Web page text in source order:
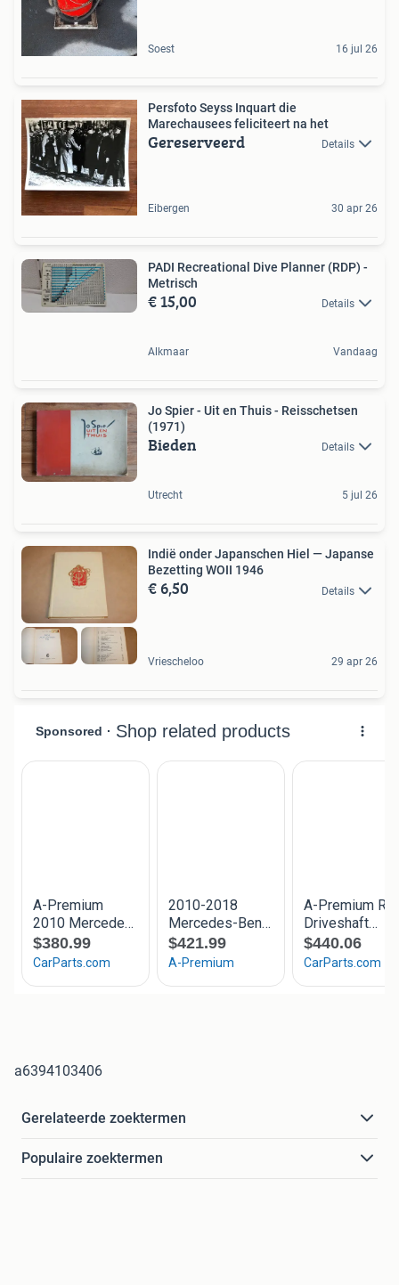
Soest 16 jul 26
Persfoto Seyss Inquart die
Marechausees feliciteert na het
Gereserveerd Details
Eibergen 30 apr 26
PADI Recreational Dive Planner (RDP) -
Metrisch
€ 15,00 Details
Alkmaar Vandaag
Jo Spier - Uit en Thuis - Reisschetsen
(1971)
Bieden Details
Utrecht 5 jul 26
Indië onder Japanschen Hiel — Japanse
Bezetting WOII 1946
€ 6,50 Details
Vriescheloo 29 apr 26
a6394103406
Gerelateerde zoektermen
Populaire zoektermen